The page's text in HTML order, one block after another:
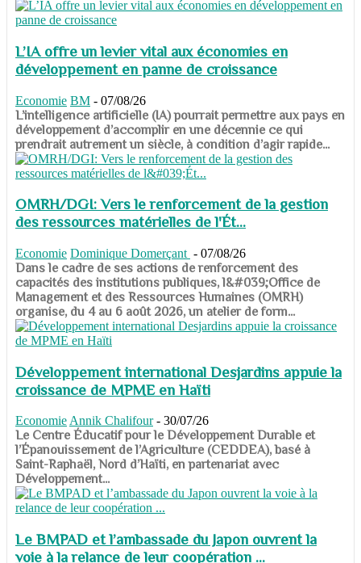
L’IA offre un levier vital aux économies en
développement en panne de croissance
Economie BM - 07/08/26
​​​​​​​L’intelligence artificielle (IA) pourrait permettre aux pays en
développement d’accomplir en une décennie ce qui
prendrait autrement un siècle, à condition d’agir rapide...
OMRH/DGI: Vers le renforcement de la gestion
des ressources matérielles de l'Ét...
Economie Dominique Domerçant - 07/08/26
Dans le cadre de ses actions de renforcement des
capacités des institutions publiques, l&#039;Office de
Management et des Ressources Humaines (OMRH)
organise, du 4 au 6 août 2026, un atelier de form...
Développement international Desjardins appuie la
croissance de MPME en Haïti
Economie Annik Chalifour - 30/07/26
​​​​​​​Le Centre Éducatif pour le Développement Durable et
l’Épanouissement de l’Agriculture (CEDDEA), basé à
Saint-Raphaël, Nord d’Haïti, en partenariat avec
Développement...
Le BMPAD et l’ambassade du Japon ouvrent la
voie à la relance de leur coopération ...